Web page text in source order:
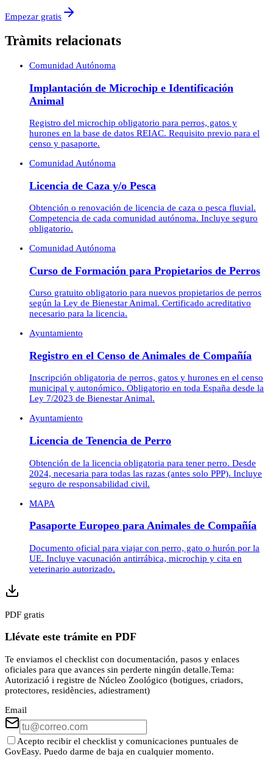
Empezar gratis
Tràmits relacionats
Comunidad Autónoma
Implantación de Microchip e Identificación
Animal
Registro del microchip obligatorio para perros, gatos y
hurones en la base de datos REIAC. Requisito previo para el
censo y pasaporte.
Comunidad Autónoma
Licencia de Caza y/o Pesca
Obtención o renovación de licencia de caza o pesca fluvial.
Competencia de cada comunidad autónoma. Incluye seguro
obligatorio.
Comunidad Autónoma
Curso de Formación para Propietarios de Perros
Curso gratuito obligatorio para nuevos propietarios de perros
según la Ley de Bienestar Animal. Certificado acreditativo
necesario para la licencia.
Ayuntamiento
Registro en el Censo de Animales de Compañía
Inscripción obligatoria de perros, gatos y hurones en el censo
municipal y autonómico. Obligatorio en toda España desde la
Ley 7/2023 de Bienestar Animal.
Ayuntamiento
Licencia de Tenencia de Perro
Obtención de la licencia obligatoria para tener perro. Desde
2024, necesaria para todas las razas (antes solo PPP). Incluye
seguro de responsabilidad civil.
MAPA
Pasaporte Europeo para Animales de Compañía
Documento oficial para viajar con perro, gato o hurón por la
UE. Incluye vacunación antirrábica, microchip y cita en
veterinario autorizado.
PDF gratis
Llévate este trámite en PDF
Te enviamos el checklist con documentación, pasos y enlaces
oficiales para que avances sin perderte ningún detalle.Tema:
Autorizació i registre de Núcleo Zoológico (botigues, criadors,
protectores, residències, adiestrament)
Email
Acepto recibir el checklist y comunicaciones puntuales de
GovEasy. Puedo darme de baja en cualquier momento.